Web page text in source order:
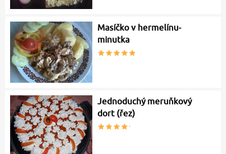
Masíčko v hermelínu-
minutka
Jednoduchý meruňkový
dort (řez)